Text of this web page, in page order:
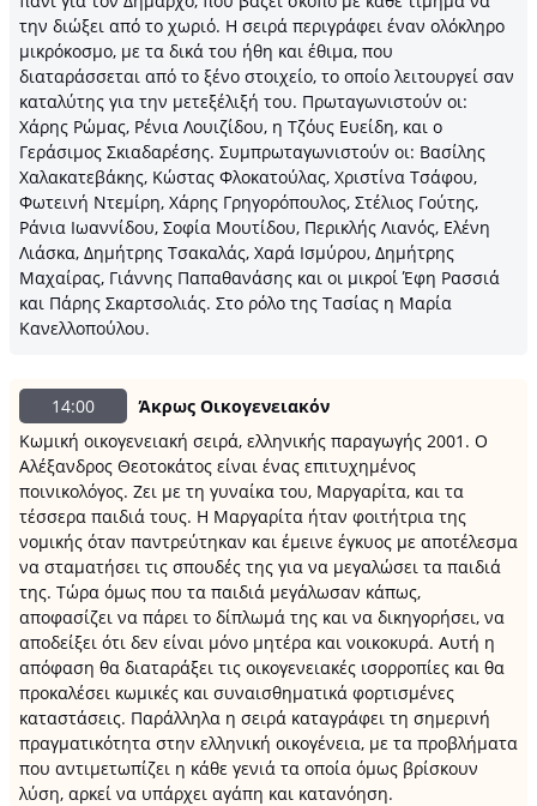
την διώξει από το χωριό. Η σειρά περιγράφει έναν ολόκληρο
μικρόκοσμο, με τα δικά του ήθη και έθιμα, που
διαταράσσεται από το ξένο στοιχείο, το οποίο λειτουργεί σαν
καταλύτης για την μετεξέλιξή του. Πρωταγωνιστούν οι:
Χάρης Ρώμας, Ρένια Λουιζίδου, η Τζόυς Ευείδη, και ο
Γεράσιμος Σκιαδαρέσης. Συμπρωταγωνιστούν οι: Βασίλης
Χαλακατεβάκης, Κώστας Φλοκατούλας, Χριστίνα Τσάφου,
Φωτεινή Ντεμίρη, Χάρης Γρηγορόπουλος, Στέλιος Γούτης,
Ράνια Ιωαννίδου, Σοφία Μουτίδου, Περικλής Λιανός, Ελένη
Λιάσκα, Δημήτρης Τσακαλάς, Χαρά Ισμύρου, Δημήτρης
Μαχαίρας, Γιάννης Παπαθανάσης και οι μικροί Έφη Ρασσιά
και Πάρης Σκαρτσολιάς. Στο ρόλο της Τασίας η Μαρία
Κανελλοπούλου.
14:00
Άκρως Οικογενειακόν
Κωμική οικογενειακή σειρά, ελληνικής παραγωγής 2001. Ο
Αλέξανδρος Θεοτοκάτος είναι ένας επιτυχημένος
ποινικολόγος. Ζει με τη γυναίκα του, Μαργαρίτα, και τα
τέσσερα παιδιά τους. Η Μαργαρίτα ήταν φοιτήτρια της
νομικής όταν παντρεύτηκαν και έμεινε έγκυος με αποτέλεσμα
να σταματήσει τις σπουδές της για να μεγαλώσει τα παιδιά
της. Τώρα όμως που τα παιδιά μεγάλωσαν κάπως,
αποφασίζει να πάρει το δίπλωμά της και να δικηγορήσει, να
αποδείξει ότι δεν είναι μόνο μητέρα και νοικοκυρά. Αυτή η
απόφαση θα διαταράξει τις οικογενειακές ισορροπίες και θα
προκαλέσει κωμικές και συναισθηματικά φορτισμένες
καταστάσεις. Παράλληλα η σειρά καταγράφει τη σημερινή
πραγματικότητα στην ελληνική οικογένεια, με τα προβλήματα
που αντιμετωπίζει η κάθε γενιά τα οποία όμως βρίσκουν
λύση, αρκεί να υπάρχει αγάπη και κατανόηση.